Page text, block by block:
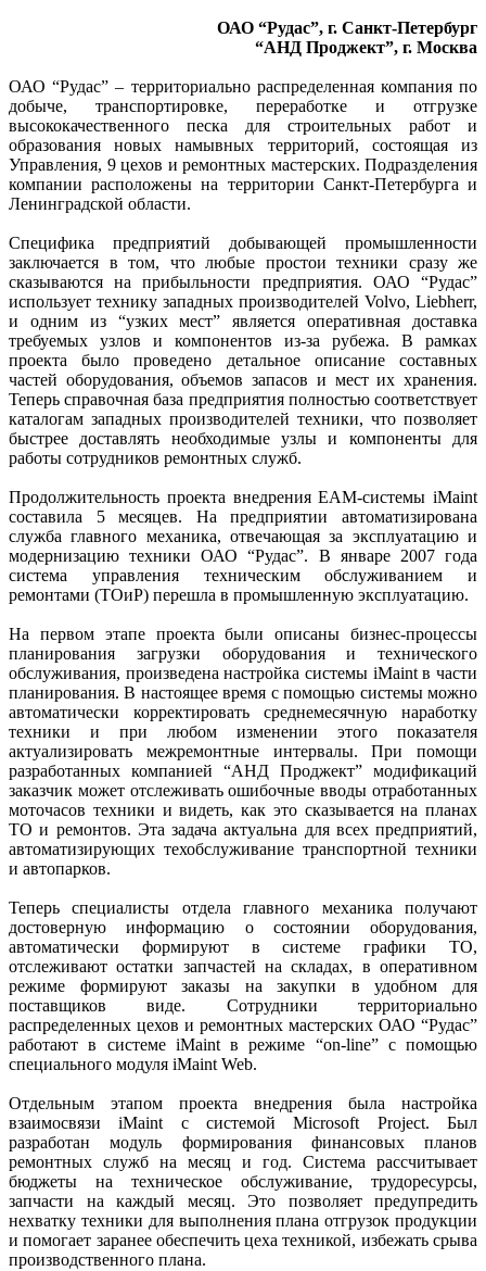
ОАО “Рудас”, г. Санкт-Петербург
“АНД Проджект”, г. Москва
ОАО “Рудас” – территориально распределенная компания по
добыче, транспортировке, переработке и отгрузке
высококачественного песка для строительных работ и
образования новых намывных территорий, состоящая из
Управления, 9 цехов и ремонтных мастерских. Подразделения
компании расположены на территории Санкт-Петербурга и
Ленинградской области.
Специфика предприятий добывающей промышленности
заключается в том, что любые простои техники сразу же
сказываются на прибыльности предприятия. ОАО “Рудас”
использует технику западных производителей Volvo, Liebherr,
и одним из “узких мест” является оперативная доставка
требуемых узлов и компонентов из-за рубежа. В рамках
проекта было проведено детальное описание составных
частей оборудования, объемов запасов и мест их хранения.
Теперь справочная база предприятия полностью соответствует
каталогам западных производителей техники, что позволяет
быстрее доставлять необходимые узлы и компоненты для
работы сотрудников ремонтных служб.
Продолжительность проекта внедрения EAM-системы iMaint
составила 5 месяцев. На предприятии автоматизирована
служба главного механика, отвечающая за эксплуатацию и
модернизацию техники ОАО “Рудас”. В январе 2007 года
система управления техническим обслуживанием и
ремонтами (ТОиР) перешла в промышленную эксплуатацию.
На первом этапе проекта были описаны бизнес-процессы
планирования загрузки оборудования и технического
обслуживания, произведена настройка системы iMaint в части
планирования. В настоящее время с помощью системы можно
автоматически корректировать среднемесячную наработку
техники и при любом изменении этого показателя
актуализировать межремонтные интервалы. При помощи
разработанных компанией “АНД Проджект” модификаций
заказчик может отслеживать ошибочные вводы отработанных
моточасов техники и видеть, как это сказывается на планах
ТО и ремонтов. Эта задача актуальна для всех предприятий,
автоматизирующих техобслуживание транспортной техники
и автопарков.
Теперь специалисты отдела главного механика получают
достоверную информацию о состоянии оборудования,
автоматически формируют в системе графики ТО,
отслеживают остатки запчастей на складах, в оперативном
режиме формируют заказы на закупки в удобном для
поставщиков виде. Сотрудники территориально
распределенных цехов и ремонтных мастерских ОАО “Рудас”
работают в системе iMaint в режиме “on-line” с помощью
специального модуля iMaint Web.
Отдельным этапом проекта внедрения была настройка
взаимосвязи iMaint с системой Microsoft Project. Был
разработан модуль формирования финансовых планов
ремонтных служб на месяц и год. Система рассчитывает
бюджеты на техническое обслуживание, трудоресурсы,
запчасти на каждый месяц. Это позволяет предупредить
нехватку техники для выполнения плана отгрузок продукции
и помогает заранее обеспечить цеха техникой, избежать срыва
производственного плана.